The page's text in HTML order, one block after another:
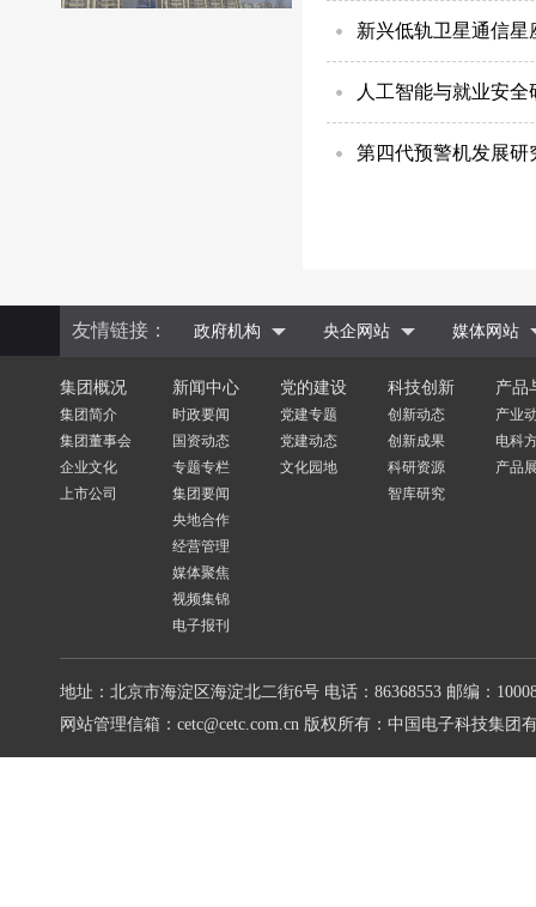
新兴低轨卫星通信星
人工智能与就业安全
第四代预警机发展研
友情链接： 政府机构 央企网站 媒体网站
集团概况
集团简介
集团董事会
企业文化
上市公司
新闻中心
时政要闻
国资动态
专题专栏
集团要闻
央地合作
经营管理
媒体聚焦
视频集锦
电子报刊
党的建设
党建专题
党建动态
文化园地
科技创新
创新动态
创新成果
科研资源
智库研究
产品
产业
电科
产品
地址：北京市海淀区海淀北二街6号 电话：86368553 邮编：
网站管理信箱：cetc@cetc.com.cn 版权所有：中国电子科技集团